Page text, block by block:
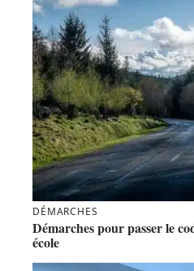
DÉMARCHES
Démarches pour passer le
école